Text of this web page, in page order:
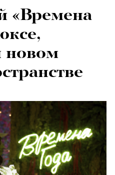
«Времена
новом